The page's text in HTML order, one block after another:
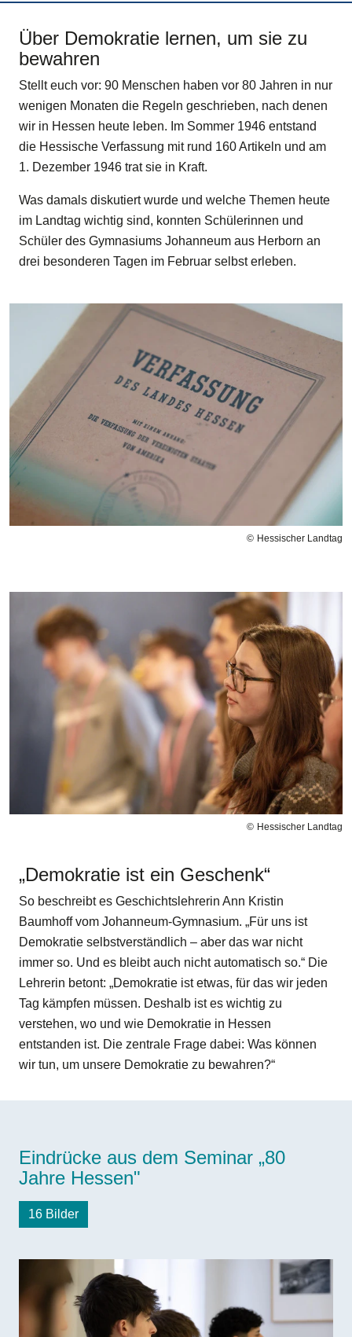
Über Demokratie lernen, um sie zu
bewahren
Stellt euch vor: 90 Menschen haben vor 80 Jahren in nur
wenigen Monaten die Regeln geschrieben, nach denen
wir in Hessen heute leben. Im Sommer 1946 entstand
die Hessische Verfassung mit rund 160 Artikeln und am
1. Dezember 1946 trat sie in Kraft.
Was damals diskutiert wurde und welche Themen heute
im Landtag wichtig sind, konnten Schülerinnen und
Schüler des Gymnasiums Johanneum aus Herborn an
drei besonderen Tagen im Februar selbst erleben.
Hessischer Landtag
Hessischer Landtag
„Demokratie ist ein Geschenk“
So beschreibt es Geschichtslehrerin Ann Kristin
Baumhoff vom Johanneum-Gymnasium. „Für uns ist
Demokratie selbstverständlich – aber das war nicht
immer so. Und es bleibt auch nicht automatisch so.“ Die
Lehrerin betont: „Demokratie ist etwas, für das wir jeden
Tag kämpfen müssen. Deshalb ist es wichtig zu
verstehen, wo und wie Demokratie in Hessen
entstanden ist. Die zentrale Frage dabei: Was können
wir tun, um unsere Demokratie zu bewahren?“
Eindrücke aus dem Seminar „80
Jahre Hessen"
16 Bilder
Bilddatei